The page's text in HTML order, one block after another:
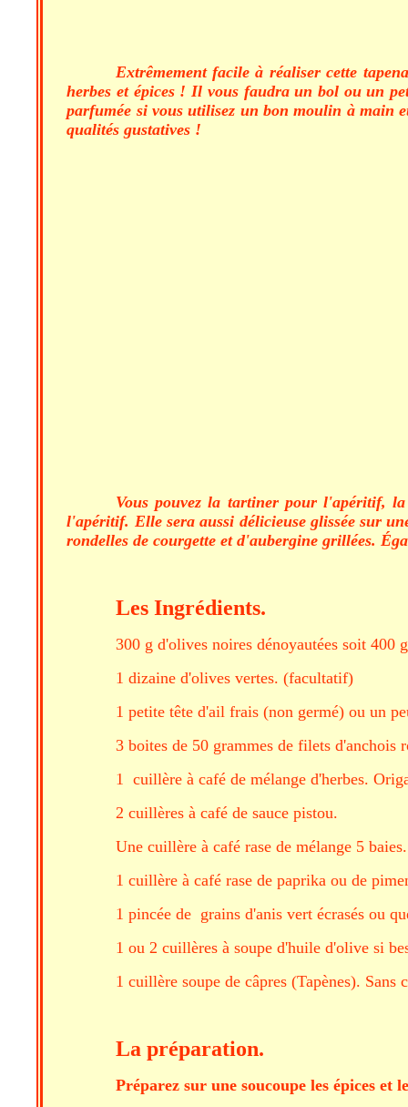
Extrêmement facile à réaliser cette
herbes et épices ! Il vous faudra un bol ou un
parfumée si vous utilisez un bon moulin à main
qualités gustatives !
Vous pouvez la tartiner pour l'apéritif,
l'apéritif. Elle sera aussi délicieuse glissée sur
rondelles de courgette et d'aubergine grillées.
Les Ingrédients.
300 g d'olives noires dénoyautées soit 400
1 dizaine d'olives vertes. (facultatif)
1 petite tête d'ail frais (non germé) ou un
3 boites de 50 grammes de filets d'anchois
1 cuillère à café de mélange d'herbes.
2 cuillères à café de sauce pistou.
Une cuillère à café rase de mélange 5
1 cuillère à café rase de paprika ou de
1 pincée de grains d'anis vert écrasés ou
1 ou 2 cuillères à soupe d'huile d'olive si
1 cuillère soupe de câpres (Tapènes).
La préparation.
Préparez sur une soucoupe les épices et